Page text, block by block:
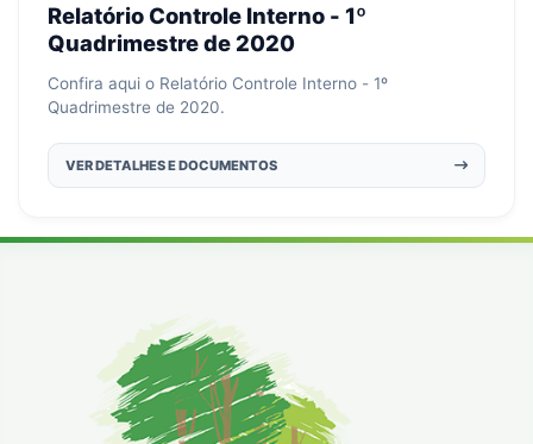
Relatório Controle Interno - 1º
Quadrimestre de 2020
Confira aqui o Relatório Controle Interno - 1º
Quadrimestre de 2020.
VER DETALHES E DOCUMENTOS